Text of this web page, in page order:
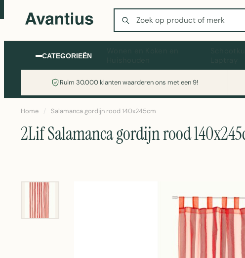
Zoeken
CATEGORIEËN
Ruim 30.000 klanten waarderen ons met een 9!
Home / Salamanca gordijn rood 140x245cm
2Lif Salamanca gordijn rood